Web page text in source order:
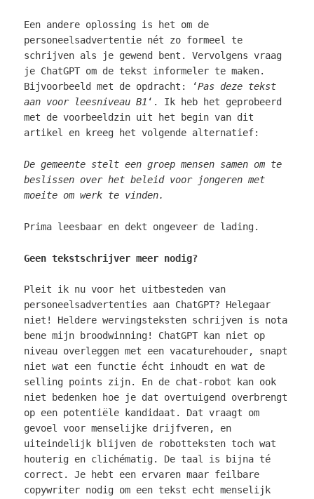
Een andere oplossing is het om de
personeelsadvertentie nét zo formeel te
schrijven als je gewend bent. Vervolgens vraag
je ChatGPT om de tekst informeler te maken.
Bijvoorbeeld met de opdracht: ‘Pas deze tekst
aan voor leesniveau B1 ‘. Ik heb het geprobeerd
met de voorbeeldzin uit het begin van dit
artikel en kreeg het volgende alternatief:
De gemeente stelt een groep mensen samen om te
beslissen over het beleid voor jongeren met
moeite om werk te vinden.
Prima leesbaar en dekt ongeveer de lading.
Geen tekstschrijver meer nodig?
Pleit ik nu voor het uitbesteden van
personeelsadvertenties aan ChatGPT? Helegaar
niet! Heldere wervingsteksten schrijven is nota
bene mijn broodwinning! ChatGPT kan niet op
niveau overleggen met een vacaturehouder, snapt
niet wat een functie écht inhoudt en wat de
selling points zijn. En de chat-robot kan ook
niet bedenken hoe je dat overtuigend overbrengt
op een potentiële kandidaat. Dat vraagt om
gevoel voor menselijke drijfveren, en
uiteindelijk blijven de robotteksten toch wat
houterig en clichématig. De taal is bijna té
correct. Je hebt een ervaren maar feilbare
copywriter nodig om een tekst echt menselijk